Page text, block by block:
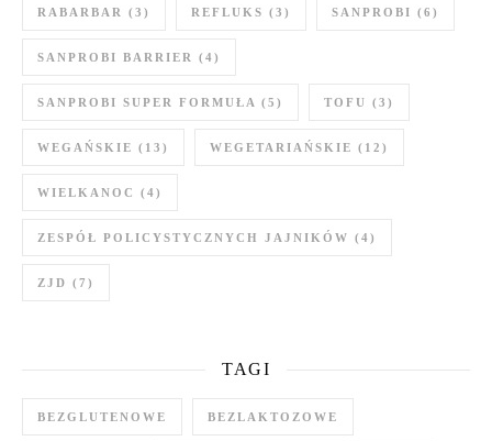
RABARBAR (3) REFLUKS (3) SANPROBI (6)
SANPROBI BARRIER (4)
SANPROBI SUPER FORMUŁA (5) TOFU (3)
WEGAŃSKIE (13) WEGETARIAŃSKIE (12)
WIELKANOC (4)
ZESPÓŁ POLICYSTYCZNYCH JAJNIKÓW (4)
ZJD (7)
TAGI
BEZGLUTENOWE BEZLAKTOZOWE